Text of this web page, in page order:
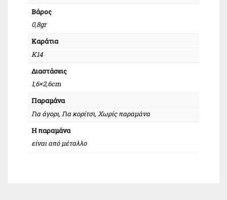
Βάρος
0,8gr
Καράτια
Κ14
Διαστάσεις
1,6×2,6cm
Παραμάνα
Για άγορι, Για κορίτσι, Χωρίς παραμάνα
Η παραμάνα
είναι από μέταλλο